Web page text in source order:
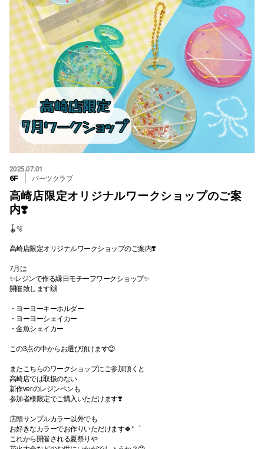
2025.07.01
6F パーツクラブ
高崎店限定オリジナルワークショップのご案
内❣️
🪀🫧
高崎店限定オリジナルワークショップのご案内❣️
7月は
✨️レジンで作る縁日モチーフワークショップ✨️
開催致します🙌
・ヨーヨーキーホルダー
・ヨーヨーシェイカー
・金魚シェイカー
この3点の中からお選び頂けます😊
またこちらのワークショップにご参加頂くと
高崎店では取扱のない
新作ver.のレジンペンも
参加者様限定でご購入いただけます❣️
店頭サンプルカラー以外でも
お好きなカラーでお作りいただけます🍀*゜
これから開催される夏祭りや